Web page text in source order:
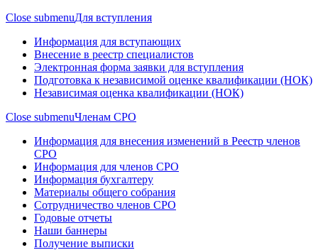
Close submenuДля вступления
Информация для вступающих
Внесение в реестр специалистов
Электронная форма заявки для вступления
Подготовка к независимой оценке квалификации (НОК)
Независимая оценка квалификации (НОК)
Close submenuЧленам СРО
Информация для внесения изменений в Реестр членов
СРО
Информация для членов СРО
Информация бухгалтеру
Материалы общего собрания
Сотрудничество членов СРО
Годовые отчеты
Наши баннеры
Получение выписки